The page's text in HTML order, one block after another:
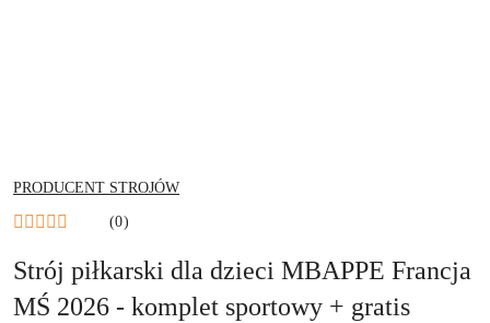
NAZWA
PRODUCENTA:
PRODUCENT STROJÓW
(0)
Strój piłkarski dla dzieci MBAPPE Francja
MŚ 2026 - komplet sportowy + gratis